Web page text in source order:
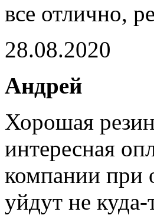
все отлично,
28.08.2020
Андрей
Хорошая
интересная
компании при
уйдут не